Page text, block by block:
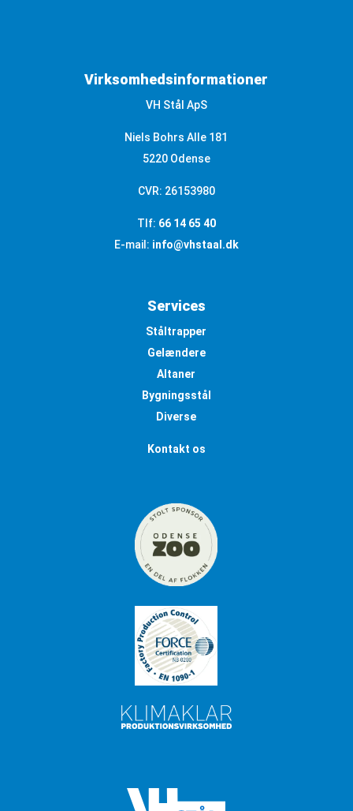
Virksomhedsinformationer
VH Stål ApS
Niels Bohrs Alle 181
5220 Odense
CVR: 26153980
Tlf: 66 14 65 40
E-mail: info@vhstaal.dk
Services
Ståltrapper
Gelændere
Altaner
Bygningsstål
Diverse
Kontakt os